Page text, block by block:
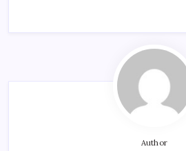
Author